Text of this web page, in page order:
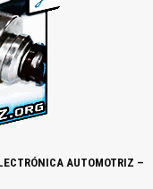
AUTOMOTRIZ –